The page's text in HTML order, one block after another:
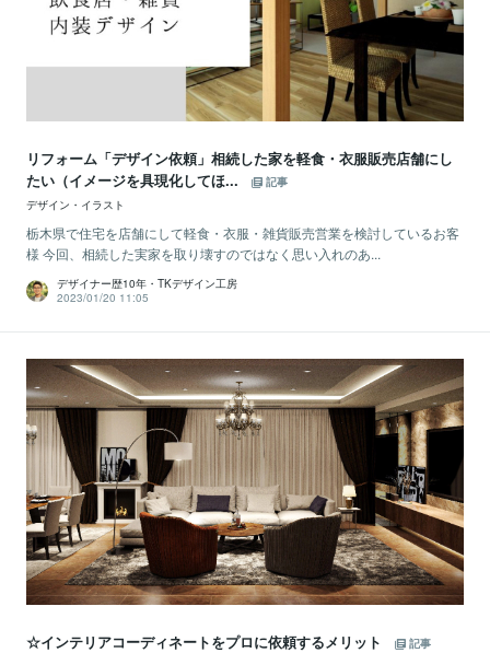
リフォーム「デザイン依頼」相続した家を軽食・衣服販売店舗にし
たい（イメージを具現化してほ...
記事
デザイン・イラスト
栃木県で住宅を店舗にして軽食・衣服・雑貨販売営業を検討しているお客
様 今回、相続した実家を取り壊すのではなく思い入れのあ...
デザイナー歴10年・TKデザイン工房
2023/01/20 11:05
☆インテリアコーディネートをプロに依頼するメリット
記事